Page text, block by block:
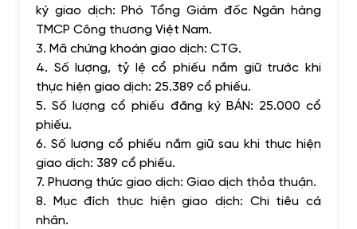
ký giao dịch: Phó Tổng Giám đốc Ngân hàng
TMCP Công thương Việt Nam.
3. Mã chứng khoán giao dịch: CTG.
4. Số lượng, tỷ lệ cổ phiếu nắm giữ trước khi
thực hiện giao dịch: 25.389 cổ phiếu.
5. Số lượng cổ phiếu đăng ký BÁN: 25.000 cổ
phiếu.
6. Số lượng cổ phiếu nắm giữ sau khi thực hiện
giao dịch: 389 cổ phiếu.
7. Phương thức giao dịch: Giao dịch thỏa thuận.
8. Mục đích thực hiện giao dịch: Chi tiêu cá
nhân.